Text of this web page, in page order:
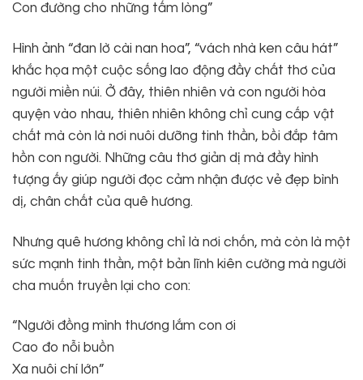
Con đường cho những tấm lòng”
Hình ảnh “đan lờ cài nan hoa”, “vách nhà ken câu hát”
khắc họa một cuộc sống lao động đầy chất thơ của
người miền núi. Ở đây, thiên nhiên và con người hòa
quyện vào nhau, thiên nhiên không chỉ cung cấp vật
chất mà còn là nơi nuôi dưỡng tinh thần, bồi đắp tâm
hồn con người. Những câu thơ giản dị mà đầy hình
tượng ấy giúp người đọc cảm nhận được vẻ đẹp bình
dị, chân chất của quê hương.
Nhưng quê hương không chỉ là nơi chốn, mà còn là một
sức mạnh tinh thần, một bản lĩnh kiên cường mà người
cha muốn truyền lại cho con:
“Người đồng mình thương lắm con ơi
Cao đo nỗi buồn
Xa nuôi chí lớn”